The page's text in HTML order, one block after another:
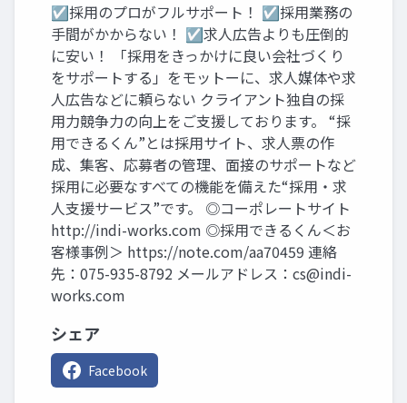
☑採用のプロがフルサポート！ ☑採用業務の
手間がかからない！ ☑求人広告よりも圧倒的
に安い！ 「採用をきっかけに良い会社づくり
をサポートする」をモットーに、求人媒体や求
人広告などに頼らない クライアント独自の採
用力競争力の向上をご支援しております。 “採
用できるくん”とは採用サイト、求人票の作
成、集客、応募者の管理、面接のサポートなど
採用に必要なすべての機能を備えた“採用・求
人支援サービス”です。 ◎コーポレートサイト
http://indi-works.com ◎採用できるくん＜お
客様事例＞ https://note.com/aa70459 連絡
先：075-935-8792 メールアドレス： cs@indi-
works.com
シェア
Facebook